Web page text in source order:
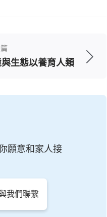
生態以養育人類
願意和家人接
我們聯繫